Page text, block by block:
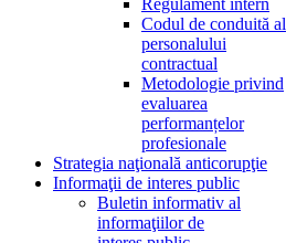
Regulament intern
Codul de conduită al
personalului
contractual
Metodologie privind
evaluarea
performanțelor
profesionale
Strategia naţională anticorupţie
Informaţii de interes public
Buletin informativ al
informaţiilor de